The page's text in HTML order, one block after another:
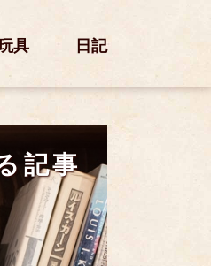
具 日記
記事